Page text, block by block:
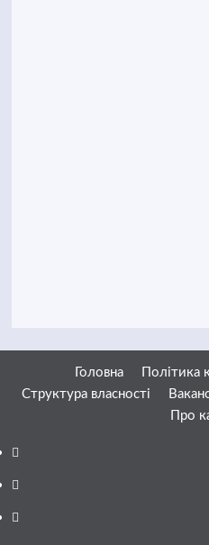
Головна
Політика
Структура власності
Про
Facebook
YouTube
Telegram